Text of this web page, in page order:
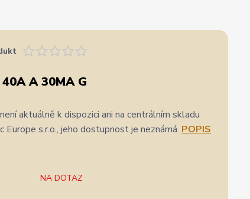
A 30MA G
aktuálně k dispozici ani na centrálním skladu
Europe s.r.o., jeho dostupnost je neznámá. POPIS
NA DOTAZ